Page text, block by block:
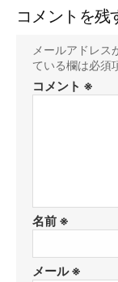
コメントを残
メールアドレス
ている欄は必須
コメント ※
名前 ※
メール※